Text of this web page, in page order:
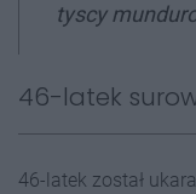
tyscy
46-latek
46-latek został